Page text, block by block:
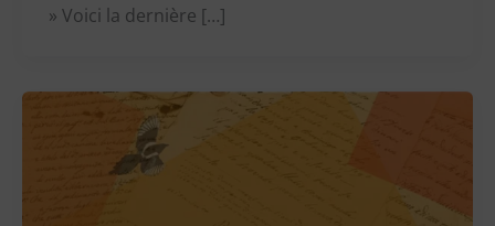
» Voici la dernière […]